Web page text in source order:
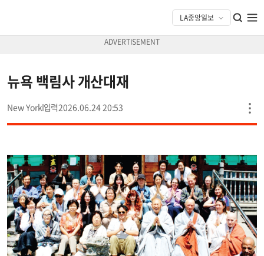
뉴욕 백림사 개산대재
New York 2026.06.24 20:53